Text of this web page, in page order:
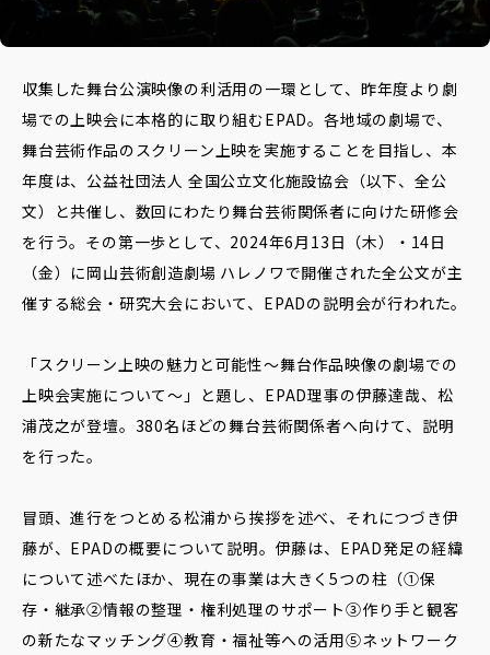
収集した舞台公演映像の利活用の一環として、昨年度より劇
場での上映会に本格的に取り組むEPAD。各地域の劇場で、
舞台芸術作品のスクリーン上映を実施することを目指し、本
年度は、公益社団法人 全国公立文化施設協会（以下、全公
文）と共催し、数回にわたり舞台芸術関係者に向けた研修会
を行う。その第一歩として、2024年6月13日（木）・14日
（金）に岡山芸術創造劇場 ハレノワで開催された全公文が主
催する総会・研究大会において、EPADの説明会が行われた。
「スクリーン上映の魅⼒と可能性〜舞台作品映像の劇場での
上映会実施について〜」と題し、EPAD理事の伊藤達哉、松
浦茂之が登壇。380名ほどの舞台芸術関係者へ向けて、説明
を行った。
冒頭、進行をつとめる松浦から挨拶を述べ、それにつづき伊
藤が、EPADの概要について説明。伊藤は、EPAD発足の経緯
について述べたほか、現在の事業は大きく5つの柱（①保
存・継承②情報の整理・権利処理のサポート③作り手と観客
の新たなマッチング④教育・福祉等への活用⑤ネットワーク